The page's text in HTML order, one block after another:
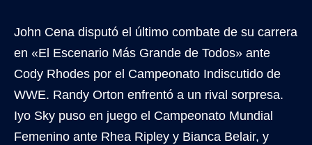
John Cena disputó el último combate de su carrera
en «El Escenario Más Grande de Todos» ante
Cody Rhodes por el Campeonato Indiscutido de
WWE. Randy Orton enfrentó a un rival sorpresa.
Iyo Sky puso en juego el Campeonato Mundial
Femenino ante Rhea Ripley y Bianca Belair, y